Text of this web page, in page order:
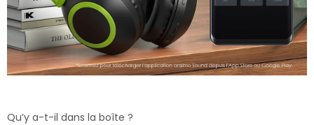
Qu’y a-t-il dans la boîte ?